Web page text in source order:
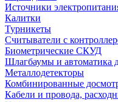
Источники
Калитки
Турникеты
Считыватели с
Биометрические СКУД
Шлагбаумы и автоматика
Металлодетекторы
Комбинированные
Кабели и провода,